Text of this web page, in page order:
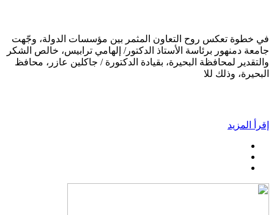
في خطوة تعكس روح التعاون المثمر بين مؤسسات الدولة، وجّهت
جامعة دمنهور برئاسة الأستاذ الدكتور/ إلهامي ترابيس، خالص الشكر
والتقدير لمحافظة البحيرة، بقيادة الدكتورة / جاكلين عازر، محافظ
البحيرة، وذلك للا
إقرأ المزيد